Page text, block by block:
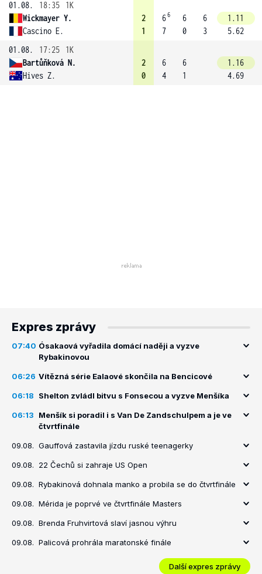
01.08. 18:35
1K
Wickmayer Y.
Cascino E.
2
1
66
7
6
0
6
3
1.11
5.62
01.08.
17:25
1K
Bartůňková N.
Hives Z.
2
0
6
4
6
1
1.16
4.69
Expres zprávy
07:40 Ósakaová vyřadila domácí naději a vyzve
Rybakinovou
06:26 Vítězná série Ealaové skončila na Bencicové
06:18 Shelton zvládl bitvu s Fonsecou a vyzve Menšíka
06:13
Menšík si poradil i s Van De Zandschulpem a je ve
čtvrtfinále
09.08. Gauffová zastavila jízdu ruské teenagerky
09.08. 22 Čechů si zahraje US Open
09.08. Rybakinová dohnala manko a probila se do čtvrtfinále
09.08. Mérida je poprvé ve čtvrtfinále Masters
09.08. Brenda Fruhvirtová slaví jasnou výhru
09.08. Palicová prohrála maratonské finále
Další expres zprávy